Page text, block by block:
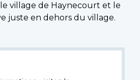
village de Haynecourt et le
juste en dehors du village.